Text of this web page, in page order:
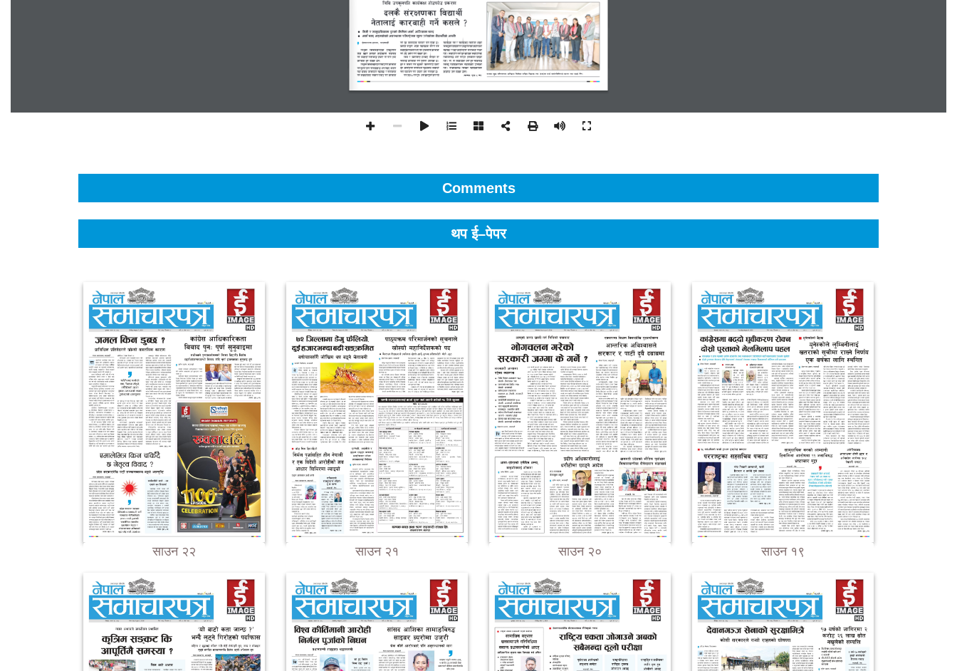
Comments
थप ई–पेपर
साउन २२ साउन २१ साउन २० साउन १९